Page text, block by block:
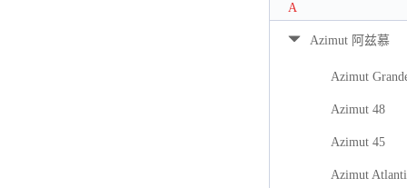
A
Azimut 阿兹慕
Azimut
Azimut 48
Azimut 45
Azimut